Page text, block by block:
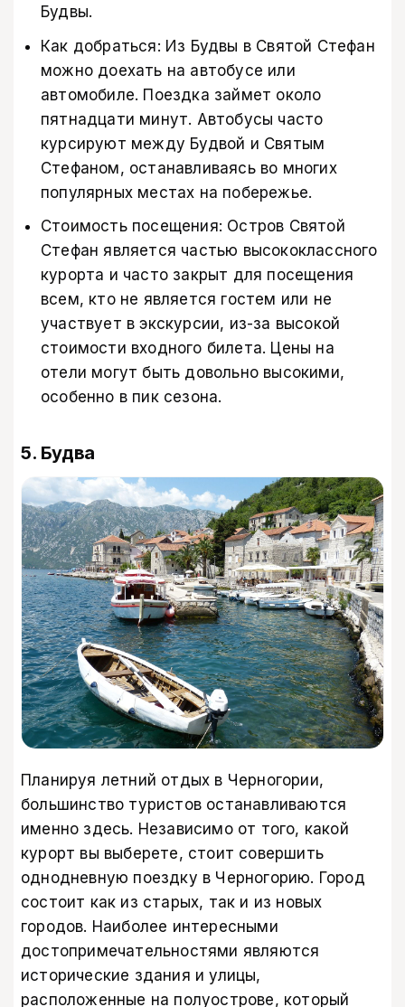
Будвы.
Как добраться: Из Будвы в Святой Стефан
можно доехать на автобусе или
автомобиле. Поездка займет около
пятнадцати минут. Автобусы часто
курсируют между Будвой и Святым
Стефаном, останавливаясь во многих
популярных местах на побережье.
Стоимость посещения: Остров Святой
Стефан является частью высококлассного
курорта и часто закрыт для посещения
всем, кто не является гостем или не
участвует в экскурсии, из-за высокой
стоимости входного билета. Цены на
отели могут быть довольно высокими,
особенно в пик сезона.
5. Будва
Планируя летний отдых в Черногории,
большинство туристов останавливаются
именно здесь. Независимо от того, какой
курорт вы выберете, стоит совершить
однодневную поездку в Черногорию. Город
состоит как из старых, так и из новых
городов. Наиболее интересными
достопримечательностями являются
исторические здания и улицы,
расположенные на полуострове, который